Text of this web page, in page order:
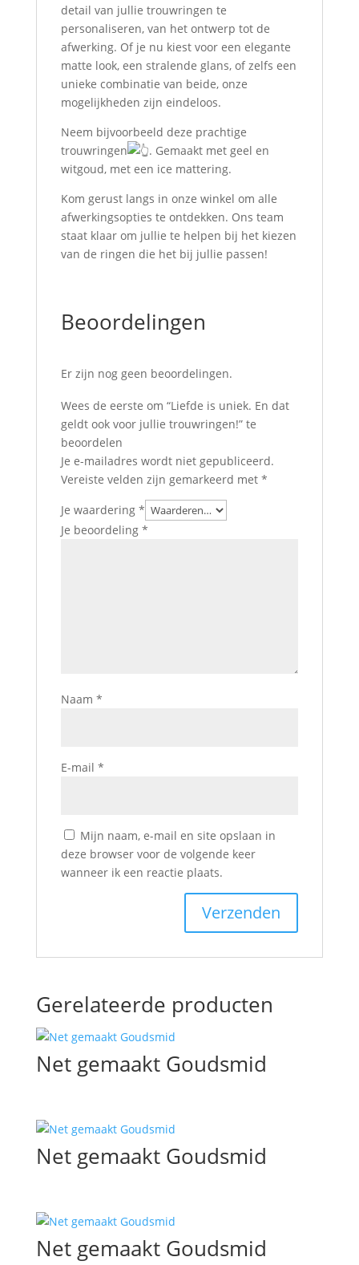
detail van jullie trouwringen te
personaliseren, van het ontwerp tot de
afwerking. Of je nu kiest voor een elegante
matte look, een stralende glans, of zelfs een
unieke combinatie van beide, onze
mogelijkheden zijn eindeloos.
Neem bijvoorbeeld deze prachtige
trouwringen
. Gemaakt met geel en
witgoud, met een ice mattering.
Kom gerust langs in onze winkel om alle
afwerkingsopties te ontdekken. Ons team
staat klaar om jullie te helpen bij het kiezen
van de ringen die het bij jullie passen!
Beoordelingen
Er zijn nog geen beoordelingen.
Wees de eerste om “Liefde is uniek. En dat
geldt ook voor jullie trouwringen!” te
beoordelen
Je e-mailadres wordt niet gepubliceerd.
Vereiste velden zijn gemarkeerd met *
Je waardering *
Je beoordeling *
Naam *
E-mail *
Mijn naam, e-mail en site opslaan in
deze browser voor de volgende keer
wanneer ik een reactie plaats.
Gerelateerde producten
Net gemaakt Goudsmid
Net gemaakt Goudsmid
Net gemaakt Goudsmid